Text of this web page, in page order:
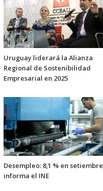
Uruguay liderará la Alianza
Regional de Sostenibilidad
Empresarial en 2025
Desempleo: 8,1 % en setiembre,
informa el INE